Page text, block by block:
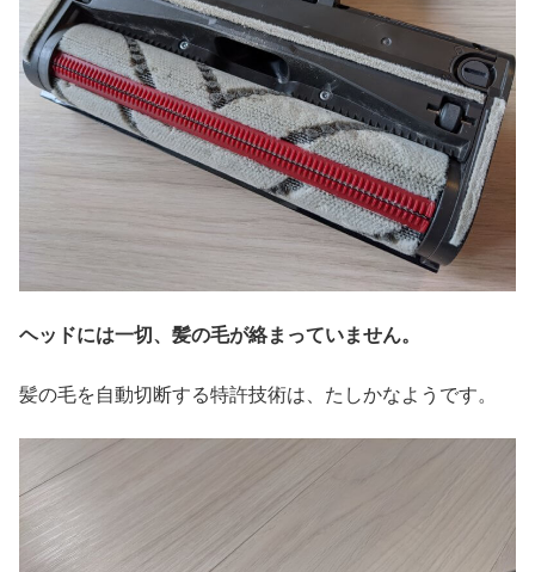
ヘッドには一切、髪の毛が絡まっていません。
髪の毛を自動切断する特許技術は、たしかなようです。